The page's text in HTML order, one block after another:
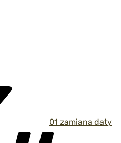
01 zamiana daty